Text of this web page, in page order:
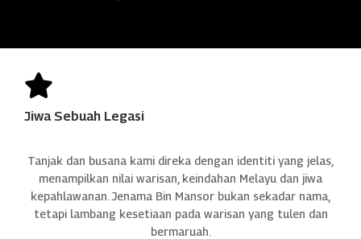

Jiwa Sebuah Legasi
Tanjak dan busana kami direka dengan identiti yang jelas,
menampilkan nilai warisan, keindahan Melayu dan jiwa
kepahlawanan. Jenama Bin Mansor bukan sekadar nama,
tetapi lambang kesetiaan pada warisan yang tulen dan
bermaruah.